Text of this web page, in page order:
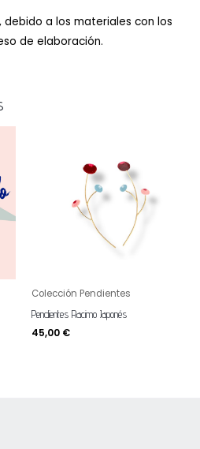
debido a los materiales con los
de elaboración.
Colección Pendientes
Pendientes Racimo Japonés
45,00 €